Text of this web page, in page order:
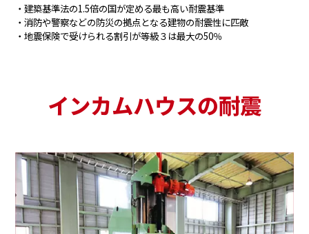
・建築基準法の1.5倍の国が定める最も高い耐震基準
・消防や警察などの防災の拠点となる建物の耐震性に匹敵
・地震保険で受けられる割引が等級３は最大の50％
インカムハウスの耐震